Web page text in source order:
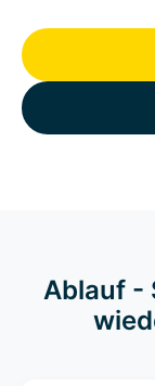
Ablauf -